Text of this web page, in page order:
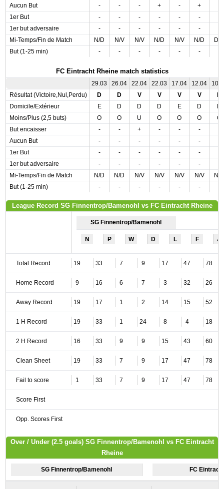
Aucun But - - - + - +
1er But
- - - - - -
1er but adversaire
- - - - - -
Mi-Temps/Fin de Match
N/D N/V N/V N/D N/V N/D
D/
But (1-25 min)
- - - - - -
FC Eintracht Rheine match statistics
29.03 26.04 22.04 22.03 17.04 12.04
Résultat (Victoire,Nul,Perdu)
D D V V V V
Domicile/Extérieur
E D D D E D
Moins/Plus (2,5 buts)
O O U O O O
O
But encaisser
- - + - - -
Aucun But
- - - - - -
1er But
- - - - - -
1er but adversaire
- - - - - -
Mi-Temps/Fin de Match
N/D N/D N/V N/V N/V N/V
N/
But (1-25 min)
- - - - - -
League Record SG Finnentrop/Bamenohl vs FC Eintracht Rheine
SG Finnentrop/Bamenohl
N P W D L F A
Total Record 19 33 7 9 17 47 78
Home Record 9 16 6 7 3 32 26
Away Record 19 17 1 2 14 15 52
1 H Record 19 33 1 24 8 4 18
2 H Record 16 33 9 9 15 43 60
Clean Sheet 19 33 7 9 17 47 78
Fail to score 1 33 7 9 17 47 78
Score First
Opp. Scores First
Over / Under (2.5 goals) SG Finnentrop/Bamenohl vs FC Eintracht
Rheine
SG Finnentrop/Bamenohl FC